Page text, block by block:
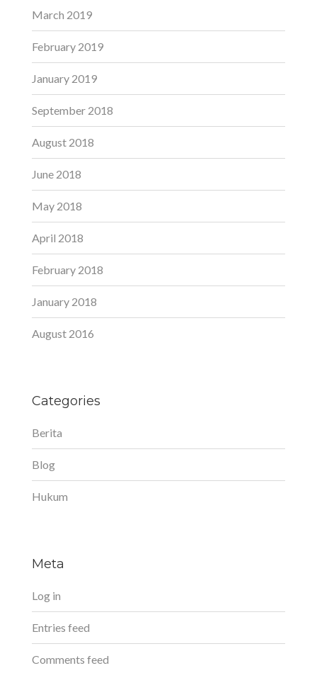
March 2019
February 2019
January 2019
September 2018
August 2018
June 2018
May 2018
April 2018
February 2018
January 2018
August 2016
Categories
Berita
Blog
Hukum
Meta
Log in
Entries feed
Comments feed